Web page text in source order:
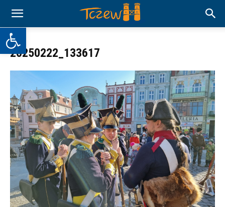
Otwórz pasek narzędzi
20250222_133617